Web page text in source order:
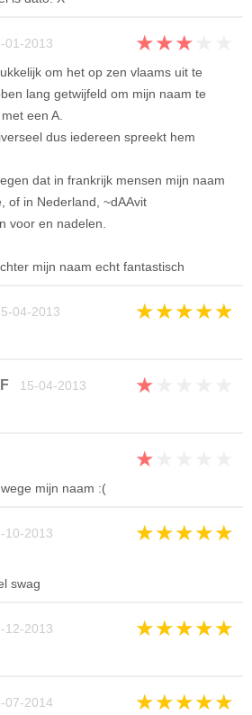
2013 ★★★
om het op zen vlaams uit te
lang getwijfeld om mijn naam te
een A.
dus iedereen spreekt hem
dat in frankrijk mensen mijn naam
of in Nederland, ~dAAvit
voor en nadelen.
mijn naam echt fantastisch
04-2013 ★★★★★
15-04-2013 ★
★
mijn naam :(
2013 ★★★★★
swag
2013 ★★★★★
2014 ★★★★★